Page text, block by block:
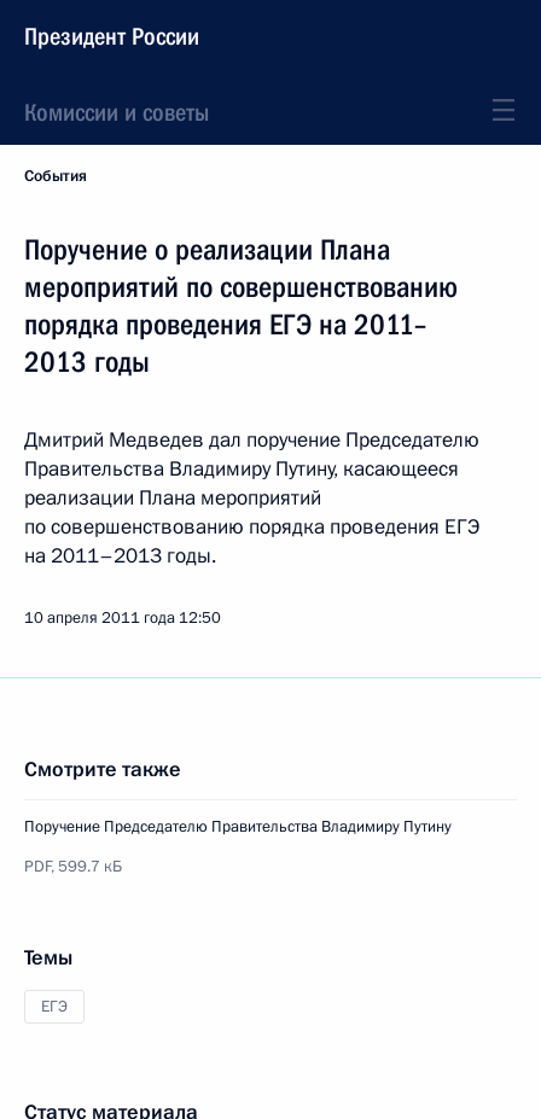
Президент России
Комиссии и советы
События
Поручение о реализации Плана
мероприятий по совершенствованию
порядка проведения ЕГЭ на 2011–
2013 годы
Дмитрий Медведев дал поручение Председателю
Правительства Владимиру Путину, касающееся
реализации Плана мероприятий
по совершенствованию порядка проведения ЕГЭ
на 2011–2013 годы.
10 апреля 2011 года 12:50
Смотрите также
Поручение Председателю Правительства Владимиру Путину
PDF,599.7 кБ
Темы
ЕГЭ
Статус материала